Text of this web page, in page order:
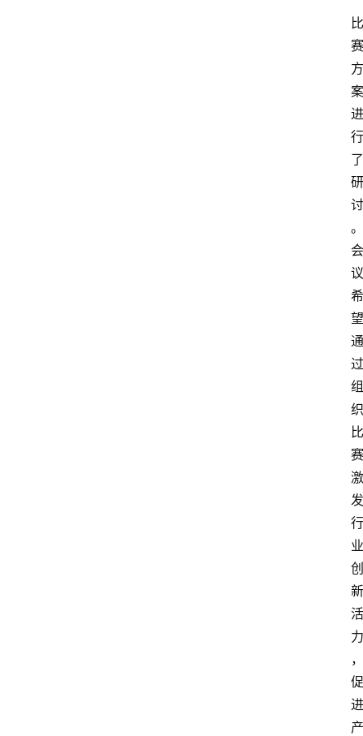
比
赛
方
案
进
行
了
研
讨
。
会
议
希
望
通
过
组
织
比
赛
激
发
行
业
创
新
活
力
，
促
进
产